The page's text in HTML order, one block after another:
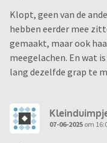
Klopt, geen van de
hebben eerder mee
gemaakt, maar ook
meegelachen. En wat
lang dezelfde grap te
07-06-2025 om